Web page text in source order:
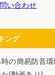
い合わせ
ング
の簡易防音